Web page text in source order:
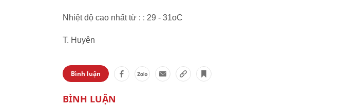
Nhiệt độ cao nhất từ : : 29 - 31oC
T. Huyên
Bình luận